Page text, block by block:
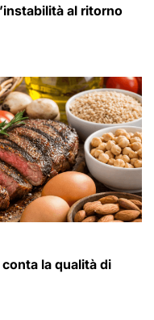
al ritorno
la qualità di